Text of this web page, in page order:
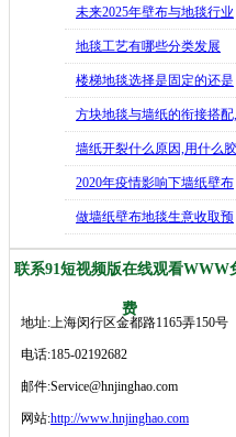
造舒适
未来2025年壁布与地毯行业
发展
地毯工艺有哪些分类发展
史,202
楼梯地毯选择是固定的还是
可移动好
方块地毯与墙纸的衔接搭配,
如何让
墙纸开裂什么原因,用什么胶
水修补
2020年疫情影响下墙纸壁布
生意
做墙纸壁布地毯生意收取预
付款是行
联系91短视频版在线观看WWW
费
地址:上海闵行区金都路1165弄150号
电话:185-02192682
邮件:Service@hnjinghao.com
网站:http://www.hnjinghao.com